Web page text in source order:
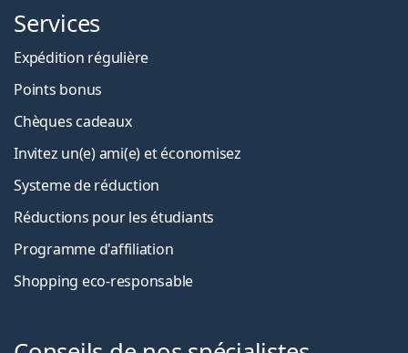
Services
Expédition régulière
Points bonus
Chèques cadeaux
Invitez un(e) ami(e) et économisez
Systeme de réduction
Réductions pour les étudiants
Programme d'affiliation
Shopping eco-responsable